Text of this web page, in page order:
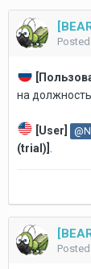
Posted
на должность
[User]
(trial)]
Posted